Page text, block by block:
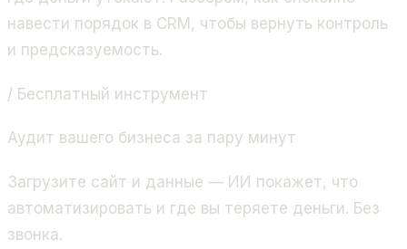
навести порядок в CRM, чтобы вернуть контроль
и предсказуемость.
/ Бесплатный инструмент
Аудит вашего бизнеса за пару минут
Загрузите сайт и данные — ИИ покажет, что
автоматизировать и где вы теряете деньги. Без
звонка.